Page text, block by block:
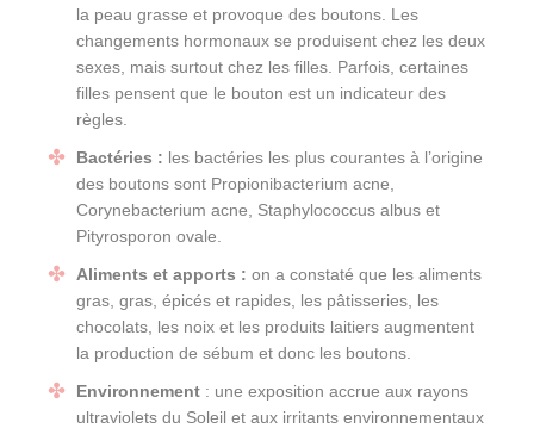
la peau grasse et provoque des boutons. Les
changements hormonaux se produisent chez les deux
sexes, mais surtout chez les filles. Parfois, certaines
filles pensent que le bouton est un indicateur des
règles.
Bactéries : les bactéries les plus courantes à l’origine
des boutons sont Propionibacterium acne,
Corynebacterium acne, Staphylococcus albus et
Pityrosporon ovale.
Aliments et apports : on a constaté que les aliments
gras, gras, épicés et rapides, les pâtisseries, les
chocolats, les noix et les produits laitiers augmentent
la production de sébum et donc les boutons.
Environnement : une exposition accrue aux rayons
ultraviolets du Soleil et aux irritants environnementaux